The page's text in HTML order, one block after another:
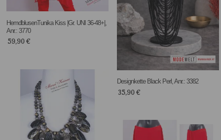
HemdblusenTunika Kiss |Gr. UNI 36-48+|,
Anr.: 3770
59,90€
Designkette Black Perl, Anr.: 3382
35,90€